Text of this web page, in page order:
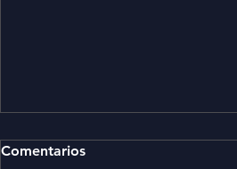
Comentarios